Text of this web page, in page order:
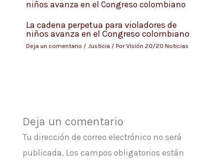
La cadena perpetua para violadores de
niños avanza en el Congreso colombiano
Deja un comentario / Justicia / PorVisión 20/20 Noticias
Deja un comentario
Tu dirección de correo electrónico no será
publicada. Los campos obligatorios están